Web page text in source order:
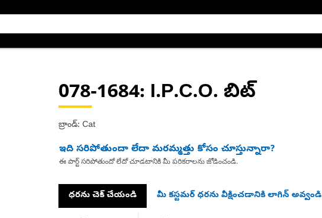
078-1684: I.P.C.O. బిట్
బ్రాండ్: Cat
ఇది సరిపోతుందా లేదా మరమ్మత్తు కోసం చూస్తున్నారా?
ఈ పార్ట్ సరిపోతుందో లేదో చూడటానికి మీ పరికరాలను జోడించండి.
ధరను చెక్ చేయండి మీ కస్టమర్ ధరను వీక్షించడానికి లాగిన్ అవ్వండి